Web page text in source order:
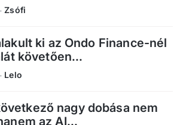
Zsófi
ki az Ondo Finance-nél
követően...
Lelo
nagy dobása nem
az AI...